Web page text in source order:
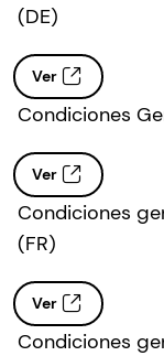
(DE)
Ver
Condiciones
Ver
Condiciones
(FR)
Ver
Condiciones